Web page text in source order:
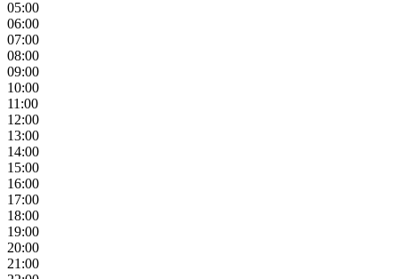
05:00
06:00
07:00
08:00
09:00
10:00
11:00
12:00
13:00
14:00
15:00
16:00
17:00
18:00
19:00
20:00
21:00